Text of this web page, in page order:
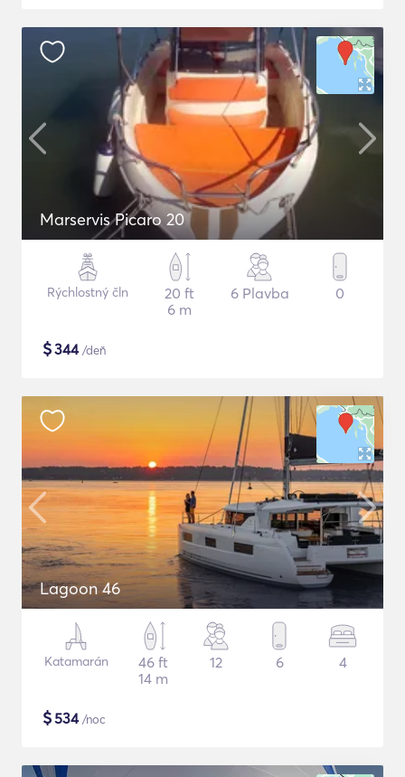
Marservis Picaro 20
Rýchlostný čln
20 ft
6 m
6 Plavba 0
$344/deň
Lagoon 46
Katamarán
46 ft
14 m
12 6 4
$534/noc